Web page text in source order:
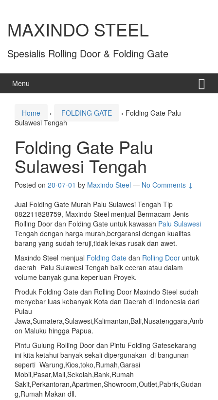
MAXINDO STEEL
Spesialis Rolling Door & Folding Gate
Menu
Home › FOLDING GATE › Folding Gate Palu
Sulawesi Tengah
Folding Gate Palu
Sulawesi Tengah
Posted on 20-07-01 by Maxindo Steel — No Comments ↓
Jual Folding Gate Murah Palu Sulawesi Tengah Tlp
082211828759, Maxindo Steel menjual Bermacam Jenis
Rolling Door dan Folding Gate untuk kawasan Palu Sulawesi
Tengah dengan harga murah,bergaransi dengan kualitas
barang yang sudah teruji,tidak lekas rusak dan awet.
Maxindo Steel menjual Folding Gate dan Rolling Door untuk
daerah Palu Sulawesi Tengah baik eceran atau dalam
volume banyak guna keperluan Proyek.
Produk Folding Gate dan Rolling Door Maxindo Steel sudah
menyebar luas kebanyak Kota dan Daerah di Indonesia dari
Pulau
Jawa,Sumatera,Sulawesi,Kalimantan,Bali,Nusatenggara,Amb
on Maluku hingga Papua.
Pintu Gulung Rolling Door dan Pintu Folding Gatesekarang
ini kita ketahui banyak sekali dipergunakan di bangunan
seperti Warung,Kios,toko,Rumah,Garasi
Mobil,Pasar,Mall,Sekolah,Bank,Rumah
Sakit,Perkantoran,Apartmen,Showroom,Outlet,Pabrik,Gudan
g,Rumah Makan dll.